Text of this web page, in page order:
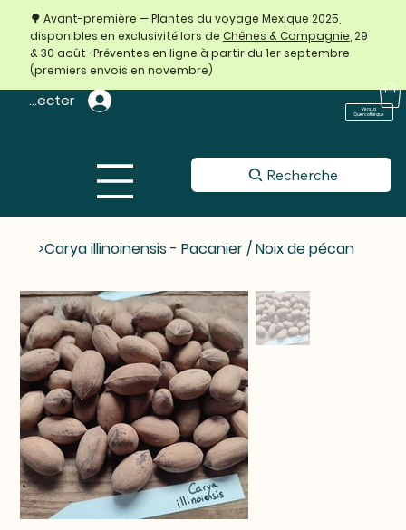
connecter
Recherche
Vers La
Quercothèque
🌳 Avant-première — Plantes du voyage Mexique 2025,
disponibles en exclusivité lors de Chênes & Compagnie, 29
& 30 août · Préventes en ligne à partir du 1er septembre
(premiers envois en novembre)
>Carya illinoinensis - Pacanier / Noix de pécan